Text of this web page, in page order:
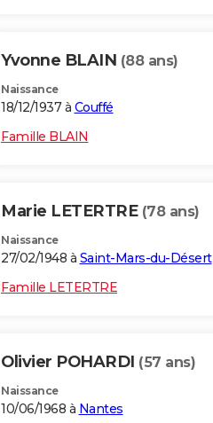
Yvonne BLAIN (88 ans)
Naissance
18/12/1937 à Couffé
Famille BLAIN
Marie LETERTRE (78 ans)
Naissance
27/02/1948 à Saint-Mars-du-Désert
Famille LETERTRE
Olivier POHARDI (57 ans)
Naissance
10/06/1968 à Nantes